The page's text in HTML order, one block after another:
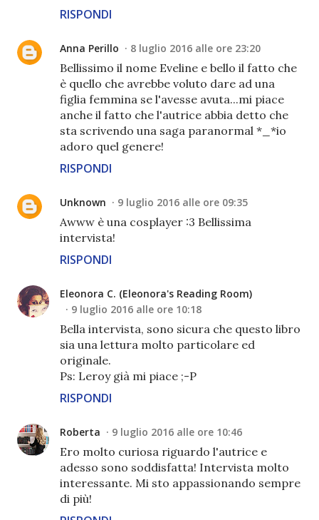
RISPONDI
Anna Perillo 8 luglio 2016 alle ore 23:20
Bellissimo il nome Eveline e bello il fatto che
è quello che avrebbe voluto dare ad una
figlia femmina se l'avesse avuta...mi piace
anche il fatto che l'autrice abbia detto che
sta scrivendo una saga paranormal *_*io
adoro quel genere!
RISPONDI
Unknown 9 luglio 2016 alle ore 09:35
Awww è una cosplayer :3 Bellissima
intervista!
RISPONDI
Eleonora C. (Eleonora's Reading Room)
9 luglio 2016 alle ore 10:18
Bella intervista, sono sicura che questo libro
sia una lettura molto particolare ed
originale.
Ps: Leroy già mi piace ;-P
RISPONDI
Roberta 9 luglio 2016 alle ore 10:46
Ero molto curiosa riguardo l'autrice e
adesso sono soddisfatta! Intervista molto
interessante. Mi sto appassionando sempre
di più!